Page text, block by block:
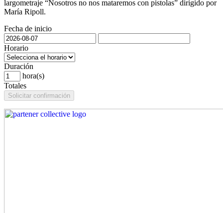
largometraje “Nosotros no nos mataremos con pistolas” dirigido por
María Ripoll.
Fecha de inicio
Horario
Duración
hora(s)
Totales
Solicitar confirmación
Ir